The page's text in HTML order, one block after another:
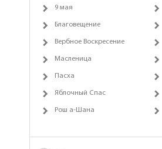
9 мая
Благовещение
Вербное Воскресение
Масленица
Пасха
Яблочный Спас
Рош а-Шана